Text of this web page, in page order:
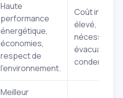
Haute
performance
énergétique,
économies,
respect de
l'environnement.
Coût initial
élevé,
nécessite
évacuation
condensats.
Meilleur